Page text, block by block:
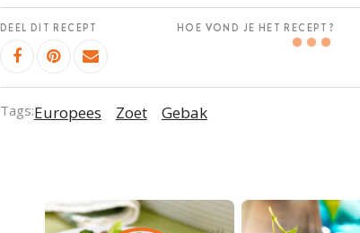
DEEL DIT RECEPT HOE VOND JE HET RECEPT?
Tags:Europees Zoet Gebak